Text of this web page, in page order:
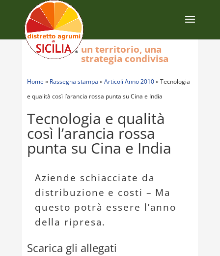
Home » Rassegna stampa »Articoli Anno 2010»Tecnologia
e qualità così l’arancia rossa punta su Cina e India
Tecnologia e qualità
così l’arancia rossa
punta su Cina e India
Aziende schiacciate da
distribuzione e costi – Ma
questo potrà essere l’anno
della ripresa.
Scarica gli allegati
un territorio, una
strategia condivisa